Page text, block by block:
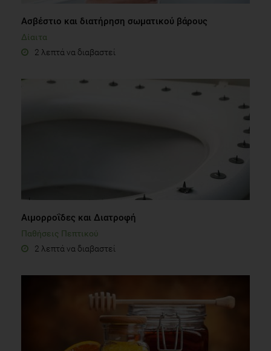
Ασβέστιο και διατήρηση σωματικού βάρους
Δίαιτα
2 λεπτά να διαβαστεί
Αιμορροΐδες και Διατροφή
Παθήσεις Πεπτικού
2 λεπτά να διαβαστεί